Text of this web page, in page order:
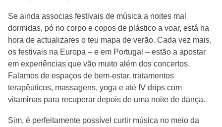
Se ainda associas festivais de música a noites mal
dormidas, pó no corpo e copos de plástico a voar, está na
hora de actualizares o teu mapa de verão. Cada vez mais,
os festivais na Europa – e em Portugal – estão a apostar
em experiências que vão muito além dos concertos.
Falamos de espaços de bem-estar, tratamentos
terapêuticos, massagens, yoga e até IV drips com
vitaminas para recuperar depois de uma noite de dança.
Sim, é perfeitamente possível curtir música no meio da